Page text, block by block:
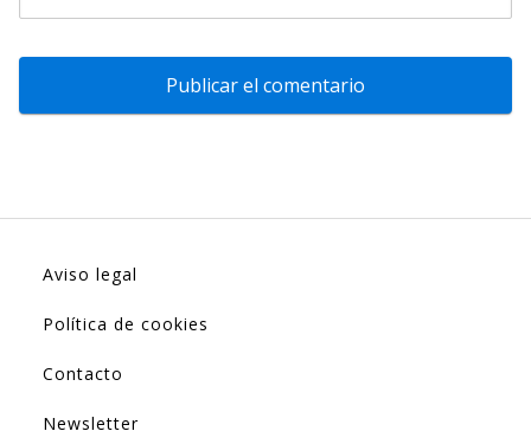
Aviso legal
Política de cookies
Contacto
Newsletter